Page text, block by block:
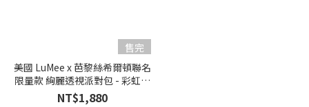
售完
美國 LuMee x 芭黎絲希爾頓聯名
限量款 絢麗透視派對包 - 彩虹雷
射
NT$1,880